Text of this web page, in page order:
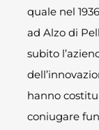
quale nel
ad Alzo di
subito
hanno
coniugare